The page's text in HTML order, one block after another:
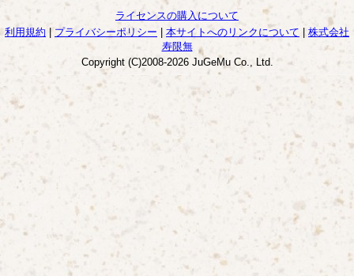
ライセンスの購入について
利用規約
プライバシーポリシー 本サイトへのリンクについて
株式会社
寿限無
Copyright (C)2008-2026 JuGeMu Co., Ltd.